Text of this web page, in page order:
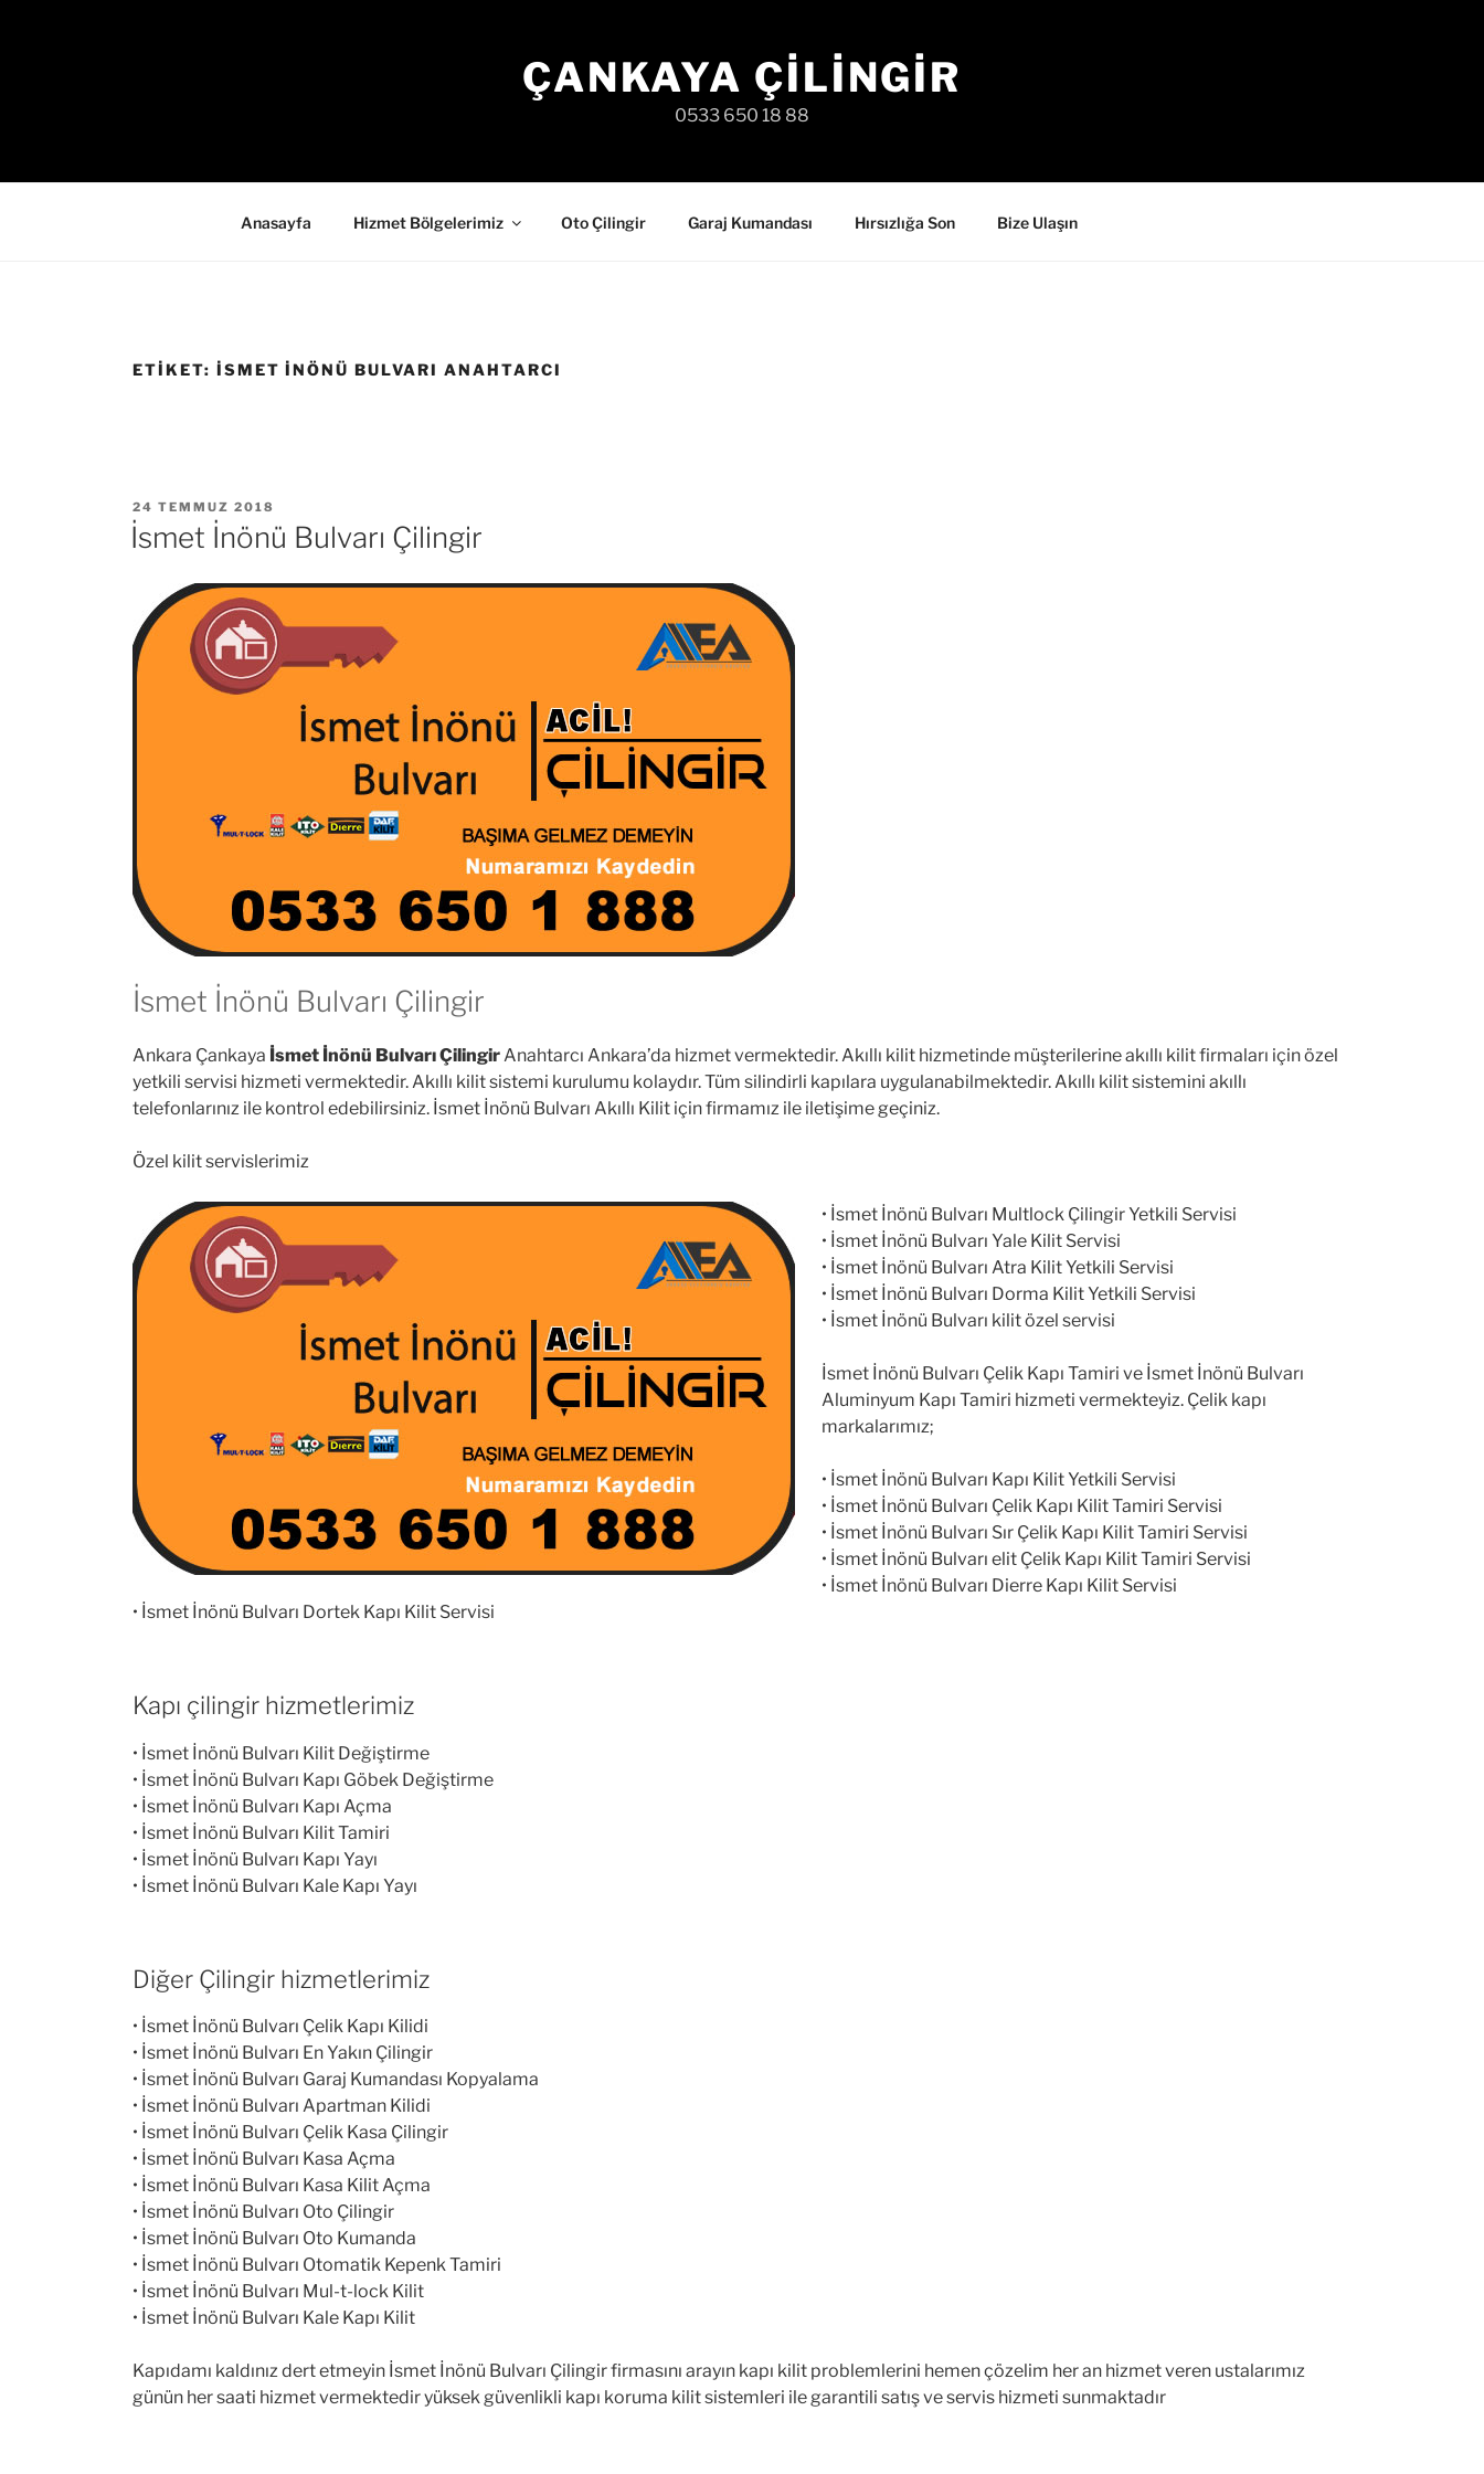
ÇANKAYA ÇILINGIR
0533 650 18 88
Anasayfa Hizmet Bölgelerimiz Oto Çilingir Garaj Kumandası Hırsızlığa Son Bize Ulaşın
ETIKET: İSMET İNÖNÜ BULVARI ANAHTARCI
YAYIM
TARIHI
24 TEMMUZ 2018
İsmet İnönü Bulvarı Çilingir
İsmet İnönü Bulvarı Çilingir
Ankara Çankaya İsmet İnönü Bulvarı ÇilingirAnahtarcı Ankara’da hizmet vermektedir. Akıllı kilit hizmetinde müşterilerine akıllı kilit firmaları için özel
yetkili servisi hizmeti vermektedir. Akıllı kilit sistemi kurulumu kolaydır. Tüm silindirli kapılara uygulanabilmektedir. Akıllı kilit sistemini akıllı
telefonlarınız ile kontrol edebilirsiniz. İsmet İnönü Bulvarı Akıllı Kilit için firmamız ile iletişime geçiniz.
Özel kilit servislerimiz
• İsmet İnönü Bulvarı Multlock Çilingir Yetkili Servisi
• İsmet İnönü Bulvarı Yale Kilit Servisi
• İsmet İnönü Bulvarı Atra Kilit Yetkili Servisi
• İsmet İnönü Bulvarı Dorma Kilit Yetkili Servisi
• İsmet İnönü Bulvarı kilit özel servisi
İsmet İnönü Bulvarı Çelik Kapı Tamiri ve İsmet İnönü Bulvarı
Aluminyum Kapı Tamiri hizmeti vermekteyiz. Çelik kapı
markalarımız;
• İsmet İnönü Bulvarı Kapı Kilit Yetkili Servisi
• İsmet İnönü Bulvarı Çelik Kapı Kilit Tamiri Servisi
• İsmet İnönü Bulvarı Sır Çelik Kapı Kilit Tamiri Servisi
• İsmet İnönü Bulvarı elit Çelik Kapı Kilit Tamiri Servisi
• İsmet İnönü Bulvarı Dierre Kapı Kilit Servisi
• İsmet İnönü Bulvarı Dortek Kapı Kilit Servisi
Kapı çilingir hizmetlerimiz
• İsmet İnönü Bulvarı Kilit Değiştirme
• İsmet İnönü Bulvarı Kapı Göbek Değiştirme
• İsmet İnönü Bulvarı Kapı Açma
• İsmet İnönü Bulvarı Kilit Tamiri
• İsmet İnönü Bulvarı Kapı Yayı
• İsmet İnönü Bulvarı Kale Kapı Yayı
Diğer Çilingir hizmetlerimiz
• İsmet İnönü Bulvarı Çelik Kapı Kilidi
• İsmet İnönü Bulvarı En Yakın Çilingir
• İsmet İnönü Bulvarı Garaj Kumandası Kopyalama
• İsmet İnönü Bulvarı Apartman Kilidi
• İsmet İnönü Bulvarı Çelik Kasa Çilingir
• İsmet İnönü Bulvarı Kasa Açma
• İsmet İnönü Bulvarı Kasa Kilit Açma
• İsmet İnönü Bulvarı Oto Çilingir
• İsmet İnönü Bulvarı Oto Kumanda
• İsmet İnönü Bulvarı Otomatik Kepenk Tamiri
• İsmet İnönü Bulvarı Mul-t-lock Kilit
• İsmet İnönü Bulvarı Kale Kapı Kilit
Kapıdamı kaldınız dert etmeyin İsmet İnönü Bulvarı Çilingir firmasını arayın kapı kilit problemlerini hemen çözelim her an hizmet veren ustalarımız
günün her saati hizmet vermektedir yüksek güvenlikli kapı koruma kilit sistemleri ile garantili satış ve servis hizmeti sunmaktadır